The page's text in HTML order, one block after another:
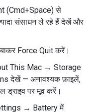
(Cmd+Space) से
संसाधन ले रहे हैं देखें और
Force Quit करें।
This Mac → Storage
देखें — अनावश्यक फ़ाइलें,
ड्राइव पर मूव करें।
→ Battery में